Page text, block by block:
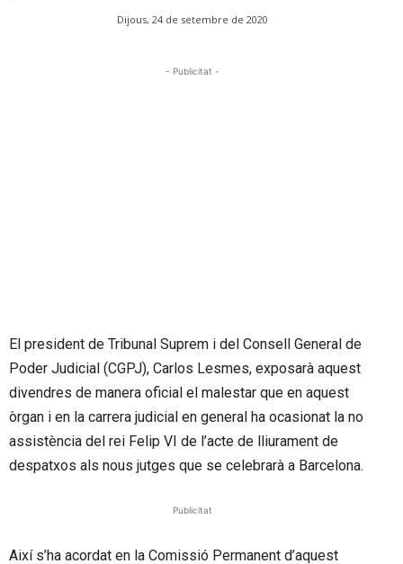
Dijous, 24 de setembre de 2020
- Publicitat -
El president de Tribunal Suprem i del Consell General de
Poder Judicial (CGPJ), Carlos Lesmes, exposarà aquest
divendres de manera oficial el malestar que en aquest
òrgan i en la carrera judicial en general ha ocasionat la no
assistència del rei Felip VI de l’acte de lliurament de
despatxos als nous jutges que se celebrarà a Barcelona.
Publicitat
Així s’ha acordat en la Comissió Permanent d’aquest